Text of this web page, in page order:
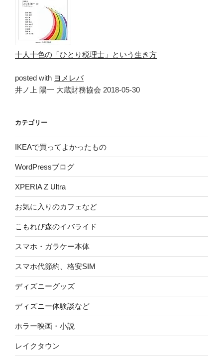
十人十色の「ひとり税理士」という生き方
posted with ヨメレバ
井ノ上 陽一 大蔵財務協会 2018-05-30
カテゴリー
IKEAで買ってよかったもの
WordPressブログ
XPERIA Z Ultra
お気に入りのカフェなど
こもれび森のイバライド
スマホ・ガラケー本体
スマホ代節約、格安SIM
ディズニーグッズ
ディズニー体験談など
ホラー映画・小説
レイクタウン